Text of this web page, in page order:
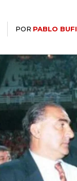
POR PABLO BUFI